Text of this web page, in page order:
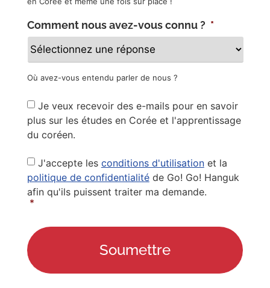
Comment nous avez-vous connu ? *
Où avez-vous entendu parler de nous ?
Newsletter
Je veux recevoir des e-mails pour en savoir
plus sur les études en Corée et l'apprentissage
du coréen.
Privacy
Policy
*
J'accepte les conditions d'utilisationet la
politique de confidentialitéde Go! Go! Hanguk
afin qu'ils puissent traiter ma demande.
*